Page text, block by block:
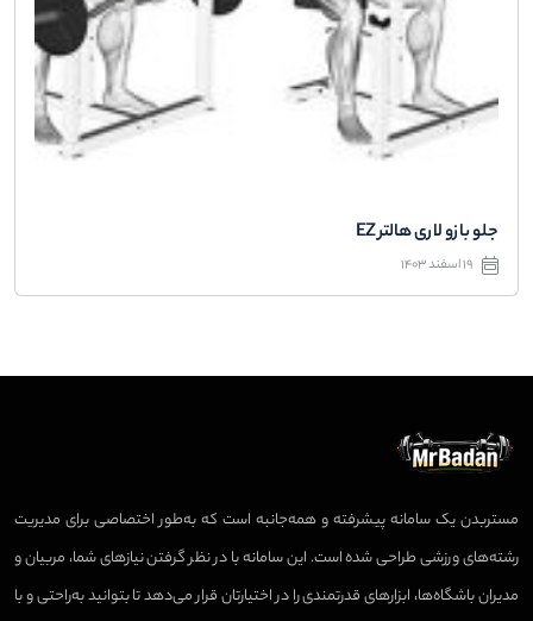
جلو بازو لاری هالتر EZ
19 اسفند 1403
مستربدن یک سامانه پیشرفته و همه‌جانبه است که به‌طور اختصاصی برای مدیریت
رشته‌های ورزشی طراحی شده است. این سامانه با در نظر گرفتن نیازهای شما، مربیان و
مدیران باشگاه‌ها، ابزارهای قدرتمندی را در اختیارتان قرار می‌دهد تا بتوانید به‌راحتی و با